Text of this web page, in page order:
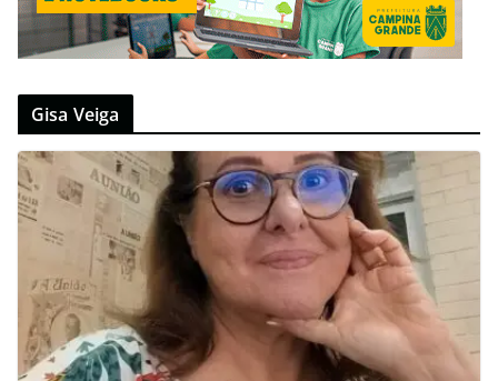
Gisa Veiga